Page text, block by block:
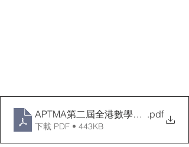
APTMA第二屆全港數學學界精英賽
.pdf
下載 PDF • 443KB